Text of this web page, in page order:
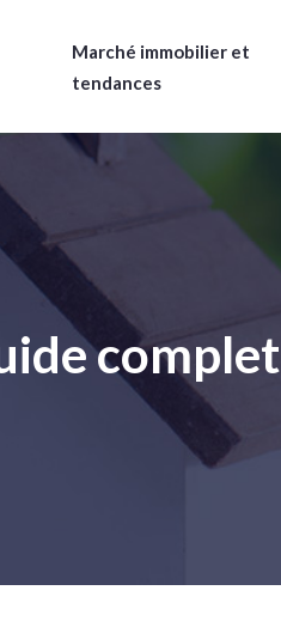
Marché immobilier et
tendances
complet